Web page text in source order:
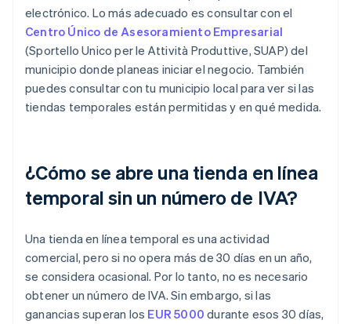
electrónico. Lo más adecuado es consultar con el
Centro Único de Asesoramiento Empresarial
(Sportello Unico per le Attività Produttive, SUAP) del
municipio donde planeas iniciar el negocio. También
puedes consultar con tu municipio local para ver si las
tiendas temporales están permitidas y en qué medida.
¿Cómo se abre una tienda en línea
temporal sin un número de IVA?
Una tienda en línea temporal es una actividad
comercial, pero si no opera más de 30 días en un año,
se considera ocasional. Por lo tanto, no es necesario
obtener un número de IVA. Sin embargo, si las
ganancias superan los EUR 5000 durante esos 30 días,